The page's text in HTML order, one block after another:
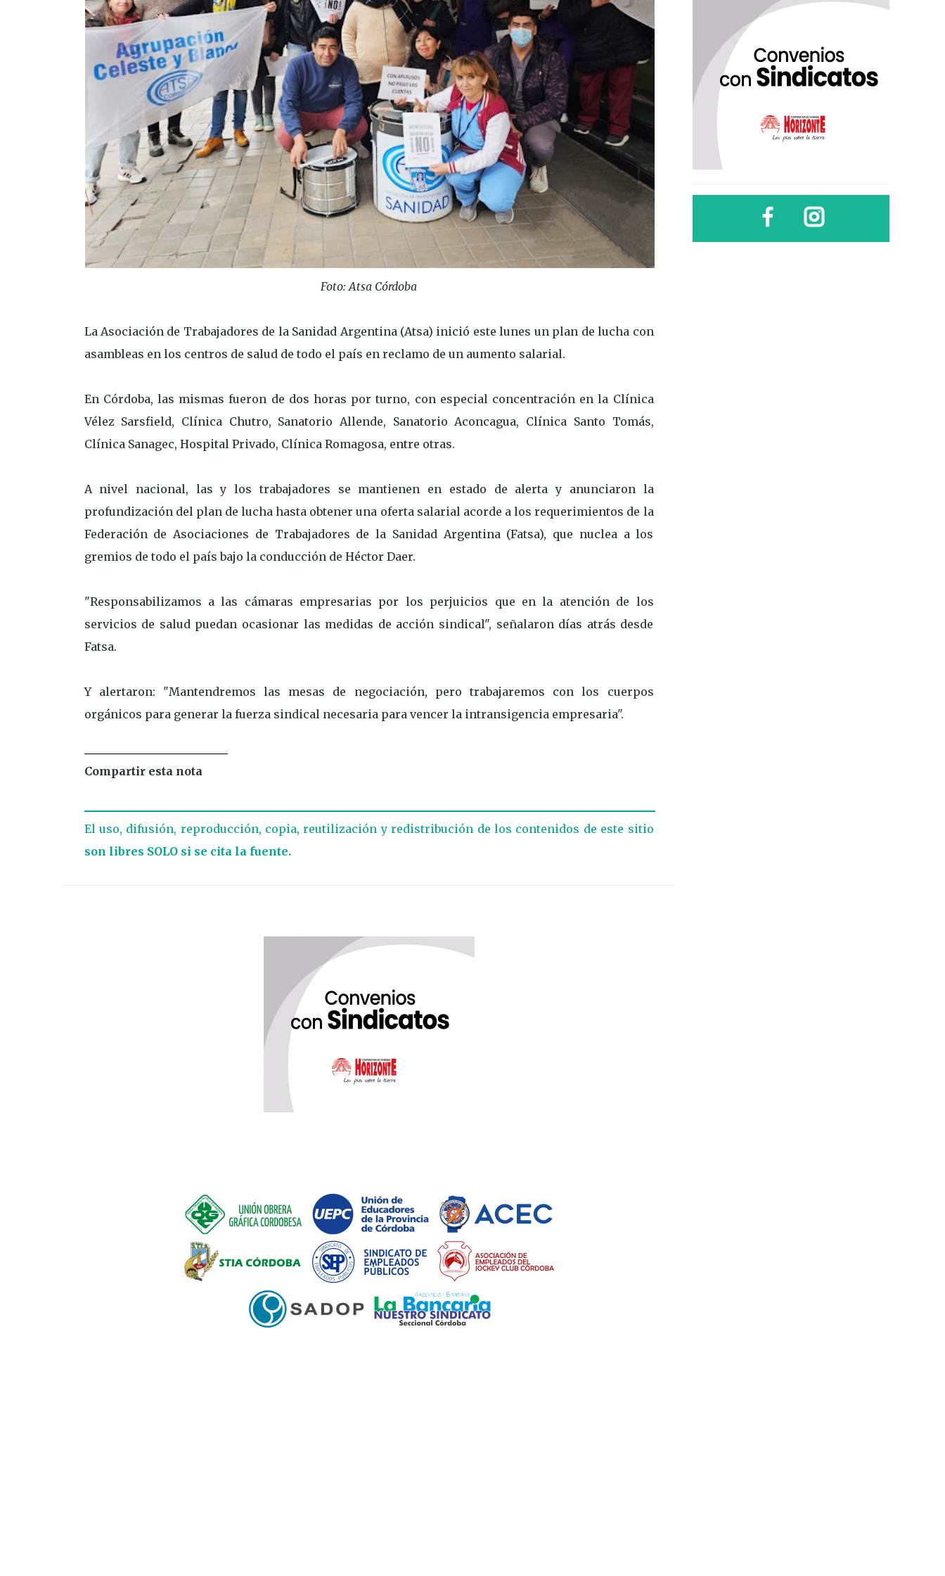
Foto: Atsa Córdoba
La Asociación de Trabajadores de la Sanidad Argentina (Atsa) inició este lunes un plan de lucha con
asambleas en los centros de salud de todo el país en reclamo de un aumento salarial.
En Córdoba, las mismas fueron de dos horas por turno, con especial concentración en la Clínica
Vélez Sarsfield, Clínica Chutro, Sanatorio Allende, Sanatorio Aconcagua, Clínica Santo Tomás,
Clínica Sanagec, Hospital Privado, Clínica Romagosa, entre otras.
A nivel nacional, las y los trabajadores se mantienen en estado de alerta y anunciaron la
profundización del plan de lucha hasta obtener una oferta salarial acorde a los requerimientos de la
Federación de Asociaciones de Trabajadores de la Sanidad Argentina (Fatsa), que nuclea a los
gremios de todo el país bajo la conducción de Héctor Daer.
"Responsabilizamos a las cámaras empresarias por los perjuicios que en la atención de los
servicios de salud puedan ocasionar las medidas de acción sindical", señalaron días atrás desde
Fatsa.
Y alertaron: "Mantendremos las mesas de negociación, pero trabajaremos con los cuerpos
orgánicos para generar la fuerza sindical necesaria para vencer la intransigencia empresaria".
Compartir esta nota
El uso, difusión, reproducción, copia, reutilización y redistribución de los contenidos de este sitio
son libres SOLO si se cita la fuente.